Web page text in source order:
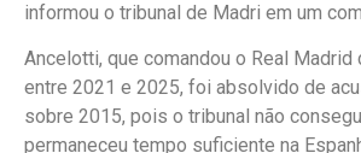
informou o tribunal de Madri em um
Ancelotti, que comandou o Real Madrid
entre 2021 e 2025, foi absolvido de
sobre 2015, pois o tribunal não
permaneceu tempo suficiente na